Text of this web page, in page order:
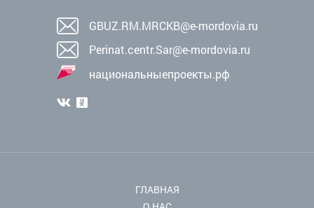
GBUZ.RM.MRCKB@e-mordovia.ru
Perinat.centr.Sar@e-mordovia.ru
национальныепроекты.рф
ГЛАВНАЯ